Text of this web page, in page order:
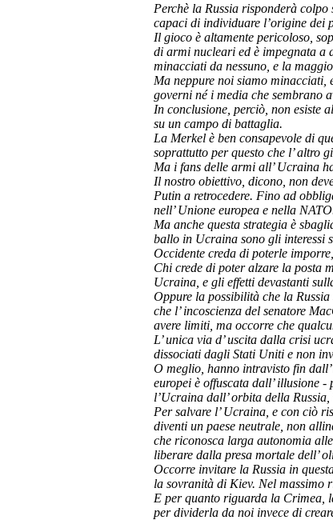
Perchè la Russia risponderà
capaci di individuare l’origine dei
Il gioco è altamente pericoloso,
di armi nucleari ed è impegnata a
minacciati da nessuno, e la
Ma neppure noi siamo minacciati,
governi né i media che sembrano
In conclusione, perciò, non esiste
su un campo di battaglia.
La Merkel è ben consapevole di
soprattutto per questo che l’ altro
Ma i fans delle armi all’ Ucraina
Il nostro obiettivo, dicono, non
Putin a retrocedere. Fino ad
nell’ Unione europea e nella
Ma anche questa strategia è
ballo in Ucraina sono gli interessi
Occidente creda di poterle
Chi crede di poter alzare la posta
Ucraina, e gli effetti devastanti
Oppure la possibilità che la
che l’ incoscienza del senatore
avere limiti, ma occorre che
L’ unica via d’ uscita dalla crisi
dissociati dagli Stati Uniti e non
O meglio, hanno intravisto fin
europei è offuscata dall’ illusione
l’Ucraina dall’ orbita della
Per salvare l’ Ucraina, e con ciò
diventi un paese neutrale, non
che riconosca larga autonomia
liberare dalla presa mortale dell’
Occorre invitare la Russia in
la sovranità di Kiev. Nel massimo
E per quanto riguarda la Crimea,
per dividerla da noi invece di